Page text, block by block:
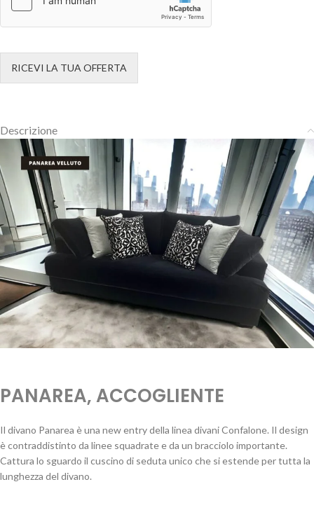
RICEVI LA TUA OFFERTA
Descrizione
PANAREA, ACCOGLIENTE
Il divano Panarea è una new entry della linea divani Confalone. Il design
è contraddistinto da linee squadrate e da un bracciolo importante.
Cattura lo sguardo il cuscino di seduta unico che si estende per tutta la
lunghezza del divano.